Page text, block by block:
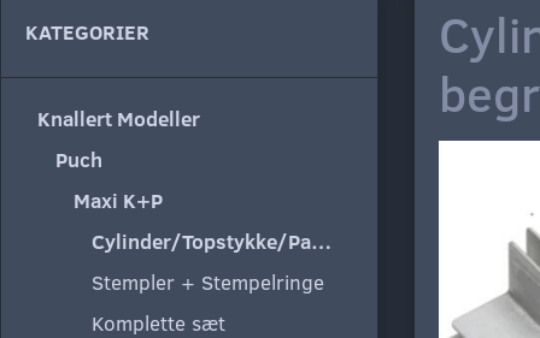
KATEGORIER
Knallert Modeller
Puch
Maxi K+P
Cylinder/Topstykke/Pakning
Stempler + Stempelringe
Komplette sæt